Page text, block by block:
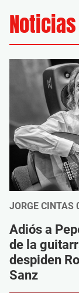
JORGE CINTAS
Adiós a
de la
despiden
Sanz